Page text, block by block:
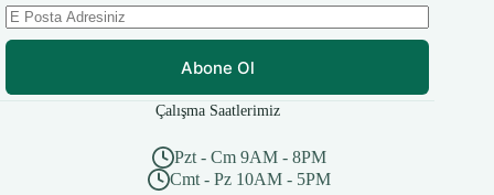
Abone Ol
Çalışma Saatlerimiz
Pzt - Cm 9AM - 8PM
Cmt - Pz 10AM - 5PM